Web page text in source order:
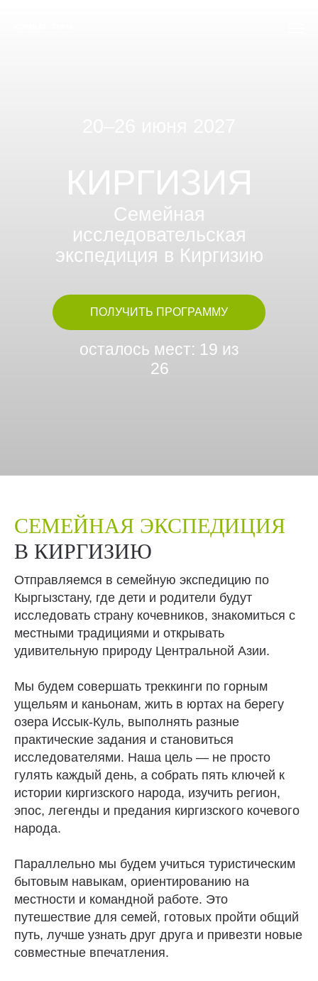
КИРГИЗИЯ
ПОЛУЧИТЬ ПРОГРАММУ
осталось мест: 19 из
26
Семейная
исследовательская
экспедиция в Киргизию
СЕМЕЙНАЯ ЭКСПЕДИЦИЯ
В КИРГИЗИЮ
Отправляемся в семейную экспедицию по
Кыргызстану, где дети и родители будут
исследовать страну кочевников, знакомиться с
местными традициями и открывать
удивительную природу Центральной Азии.
Мы будем совершать треккинги по горным
ущельям и каньонам, жить в юртах на берегу
озера Иссык-Куль, выполнять разные
практические задания и становиться
исследователями. Наша цель — не просто
гулять каждый день, а собрать пять ключей к
истории киргизского народа, изучить регион,
эпос, легенды и предания киргизского кочевого
народа.
Параллельно мы будем учиться туристическим
бытовым навыкам, ориентированию на
местности и командной работе. Это
путешествие для семей, готовых пройти общий
путь, лучше узнать друг друга и привезти новые
совместные впечатления.